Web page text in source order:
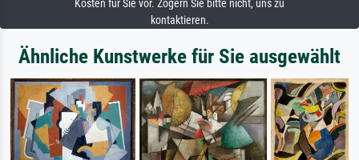
Kosten für Sie vor. Zögern Sie bitte nicht, uns zu
kontaktieren.
Ähnliche Kunstwerke für Sie ausgewählt